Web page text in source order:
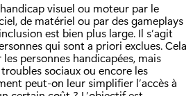
visuel ou moteur par le
de matériel ou par des gameplays
est bien plus large. Il s’agit
qui sont a priori exclues. Cela
personnes handicapées, mais
sociaux ou encore les
peut-on leur simplifier l’accès à